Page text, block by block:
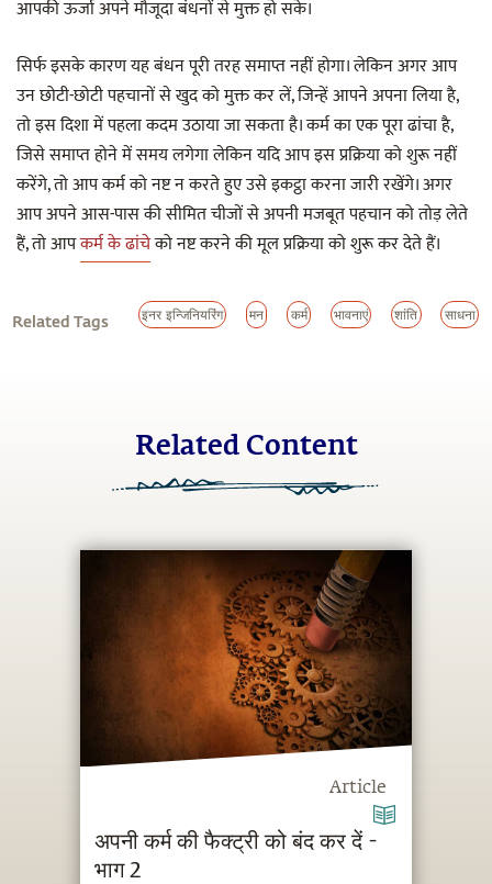
आपकी ऊर्जा अपने मौजूदा बंधनों से मुक्त हो सके।
सिर्फ इसके कारण यह बंधन पूरी तरह समाप्त नहीं होगा। लेकिन अगर आप
उन छोटी-छोटी पहचानों से खुद को मुक्त कर लें, जिन्हें आपने अपना लिया है,
तो इस दिशा में पहला कदम उठाया जा सकता है। कर्म का एक पूरा ढांचा है,
जिसे समाप्त होने में समय लगेगा लेकिन यदि आप इस प्रक्रिया को शुरू नहीं
करेंगे, तो आप कर्म को नष्ट न करते हुए उसे इकट्ठा करना जारी रखेंगे। अगर
आप अपने आस-पास की सीमित चीजों से अपनी मजबूत पहचान को तोड़ लेते
हैं, तो आपकर्म के ढांचेको नष्ट करने की मूल प्रक्रिया को शुरू कर देते हैं।
Related Tags इनर इन्जिनियरिंग मन कर्म भावनाएं शांति साधना
Related Content
Article
अपनी कर्म की फैक्ट्री को बंद कर दें -
भाग 2